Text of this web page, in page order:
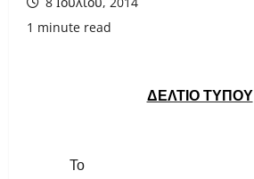
1 minute read
ΔΕΛΤΙΟ ΤΥΠΟΥ
Το